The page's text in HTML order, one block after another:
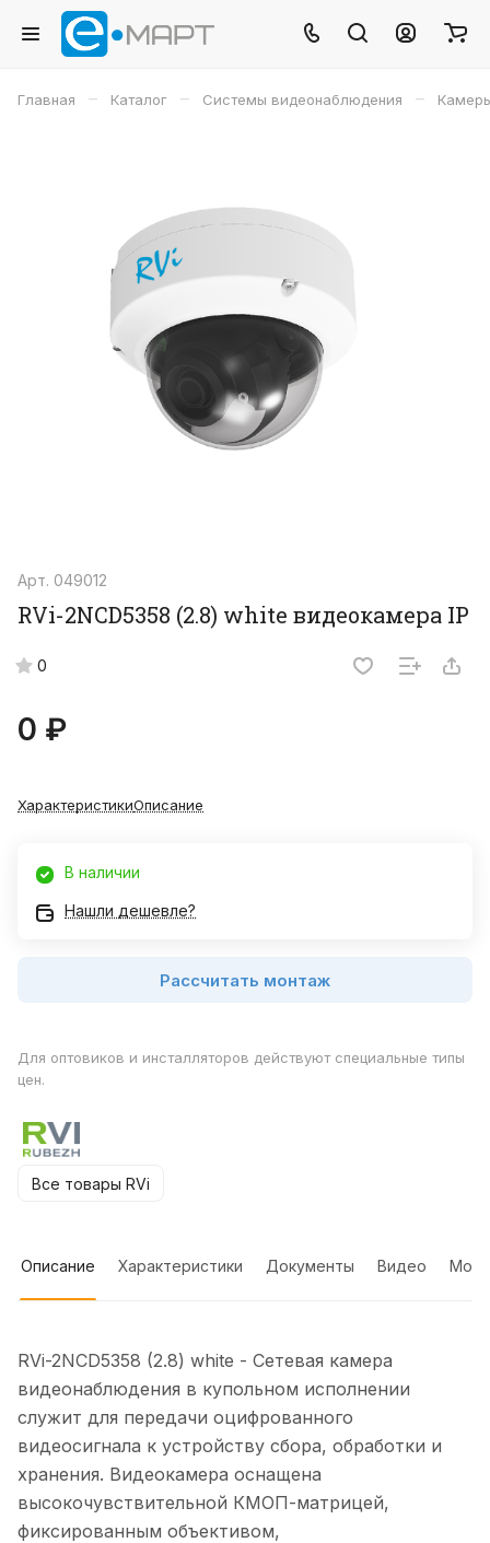
Главная – Каталог – Системы видеонаблюдения –
Арт. 049012
RVi-2NCD5358 (2.8) white видеокамера IP
0
0 ₽
ХарактеристикиОписание
В наличии
Нашли дешевле?
Рассчитать монтаж
Для оптовиков и инсталляторов действуют специальные типы
цен.
Все товары RVi
Описание Характеристики Документы Видео
RVi-2NCD5358 (2.8) white - Сетевая камера
видеонаблюдения в купольном исполнении
служит для передачи оцифрованного
видеосигнала к устройству сбора, обработки и
хранения. Видеокамера оснащена
высокочувствительной КМОП-матрицей,
фиксированным объективом,